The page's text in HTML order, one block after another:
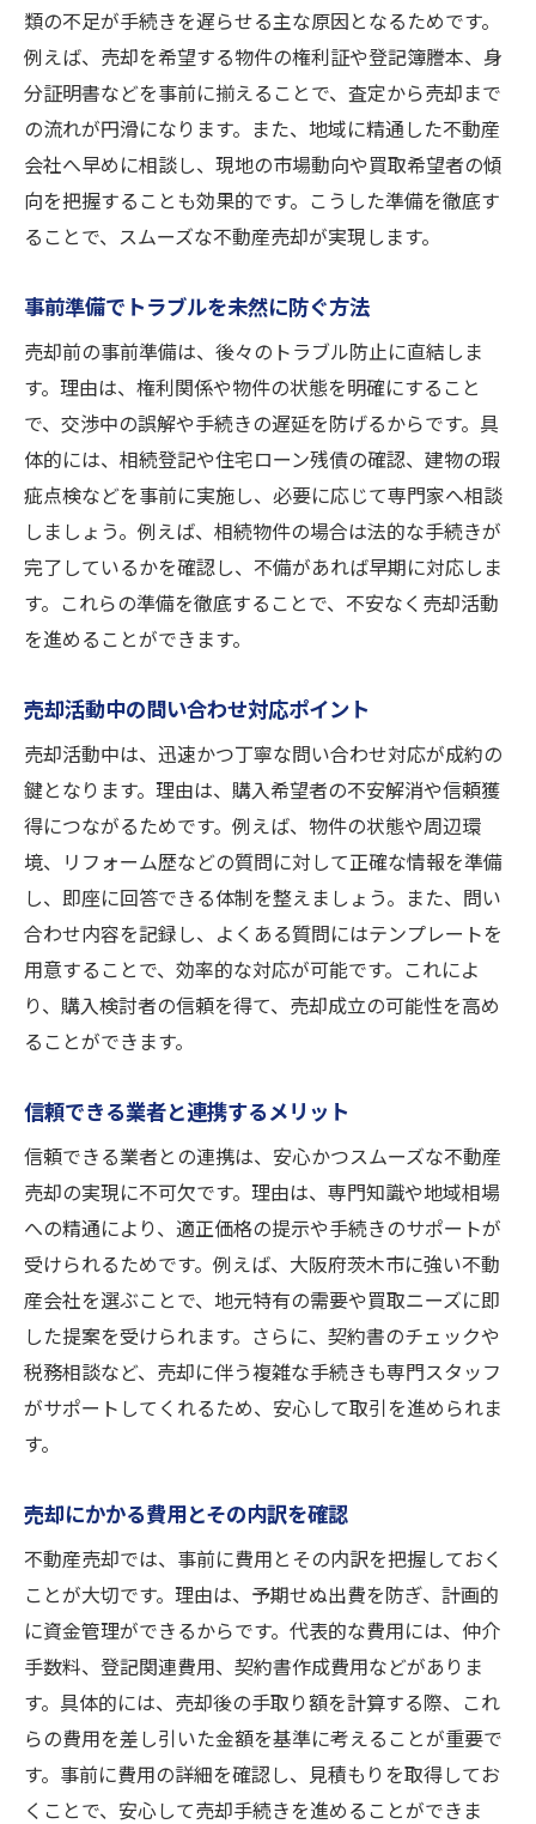
類の不足が手続きを遅らせる主な原因となるためです。
例えば、売却を希望する物件の権利証や登記簿謄本、身
分証明書などを事前に揃えることで、査定から売却まで
の流れが円滑になります。また、地域に精通した不動産
会社へ早めに相談し、現地の市場動向や買取希望者の傾
向を把握することも効果的です。こうした準備を徹底す
ることで、スムーズな不動産売却が実現します。
事前準備でトラブルを未然に防ぐ方法
売却前の事前準備は、後々のトラブル防止に直結しま
す。理由は、権利関係や物件の状態を明確にすること
で、交渉中の誤解や手続きの遅延を防げるからです。具
体的には、相続登記や住宅ローン残債の確認、建物の瑕
疵点検などを事前に実施し、必要に応じて専門家へ相談
しましょう。例えば、相続物件の場合は法的な手続きが
完了しているかを確認し、不備があれば早期に対応しま
す。これらの準備を徹底することで、不安なく売却活動
を進めることができます。
売却活動中の問い合わせ対応ポイント
売却活動中は、迅速かつ丁寧な問い合わせ対応が成約の
鍵となります。理由は、購入希望者の不安解消や信頼獲
得につながるためです。例えば、物件の状態や周辺環
境、リフォーム歴などの質問に対して正確な情報を準備
し、即座に回答できる体制を整えましょう。また、問い
合わせ内容を記録し、よくある質問にはテンプレートを
用意することで、効率的な対応が可能です。これによ
り、購入検討者の信頼を得て、売却成立の可能性を高め
ることができます。
信頼できる業者と連携するメリット
信頼できる業者との連携は、安心かつスムーズな不動産
売却の実現に不可欠です。理由は、専門知識や地域相場
への精通により、適正価格の提示や手続きのサポートが
受けられるためです。例えば、大阪府茨木市に強い不動
産会社を選ぶことで、地元特有の需要や買取ニーズに即
した提案を受けられます。さらに、契約書のチェックや
税務相談など、売却に伴う複雑な手続きも専門スタッフ
がサポートしてくれるため、安心して取引を進められま
す。
売却にかかる費用とその内訳を確認
不動産売却では、事前に費用とその内訳を把握しておく
ことが大切です。理由は、予期せぬ出費を防ぎ、計画的
に資金管理ができるからです。代表的な費用には、仲介
手数料、登記関連費用、契約書作成費用などがありま
す。具体的には、売却後の手取り額を計算する際、これ
らの費用を差し引いた金額を基準に考えることが重要で
す。事前に費用の詳細を確認し、見積もりを取得してお
くことで、安心して売却手続きを進めることができま